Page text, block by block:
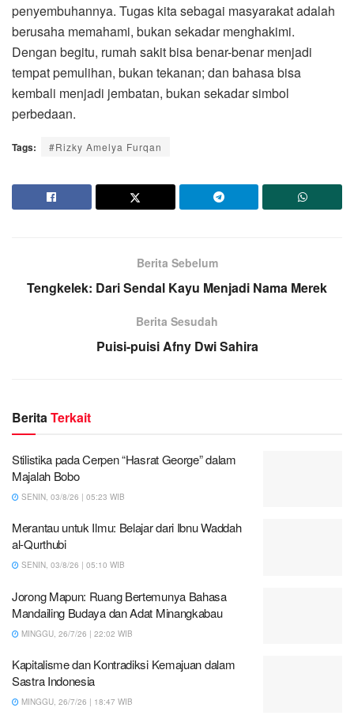
penyembuhannya. Tugas kita sebagai masyarakat adalah
berusaha memahami, bukan sekadar menghakimi.
Dengan begitu, rumah sakit bisa benar-benar menjadi
tempat pemulihan, bukan tekanan; dan bahasa bisa
kembali menjadi jembatan, bukan sekadar simbol
perbedaan.
Tags: #Rizky Amelya Furqan
Berita Sebelum
Tengkelek: Dari Sendal Kayu Menjadi Nama Merek
Berita Sesudah
Puisi-puisi Afny Dwi Sahira
Berita Terkait
Stilistika pada Cerpen “Hasrat George” dalam
Majalah Bobo
SENIN, 03/8/26 | 05:23 WIB
Merantau untuk Ilmu: Belajar dari Ibnu Waddah
al-Qurthubi
SENIN, 03/8/26 | 05:10 WIB
Jorong Mapun: Ruang Bertemunya Bahasa
Mandailing Budaya dan Adat Minangkabau
MINGGU, 26/7/26 | 22:02 WIB
Kapitalisme dan Kontradiksi Kemajuan dalam
Sastra Indonesia
MINGGU, 26/7/26 | 18:47 WIB